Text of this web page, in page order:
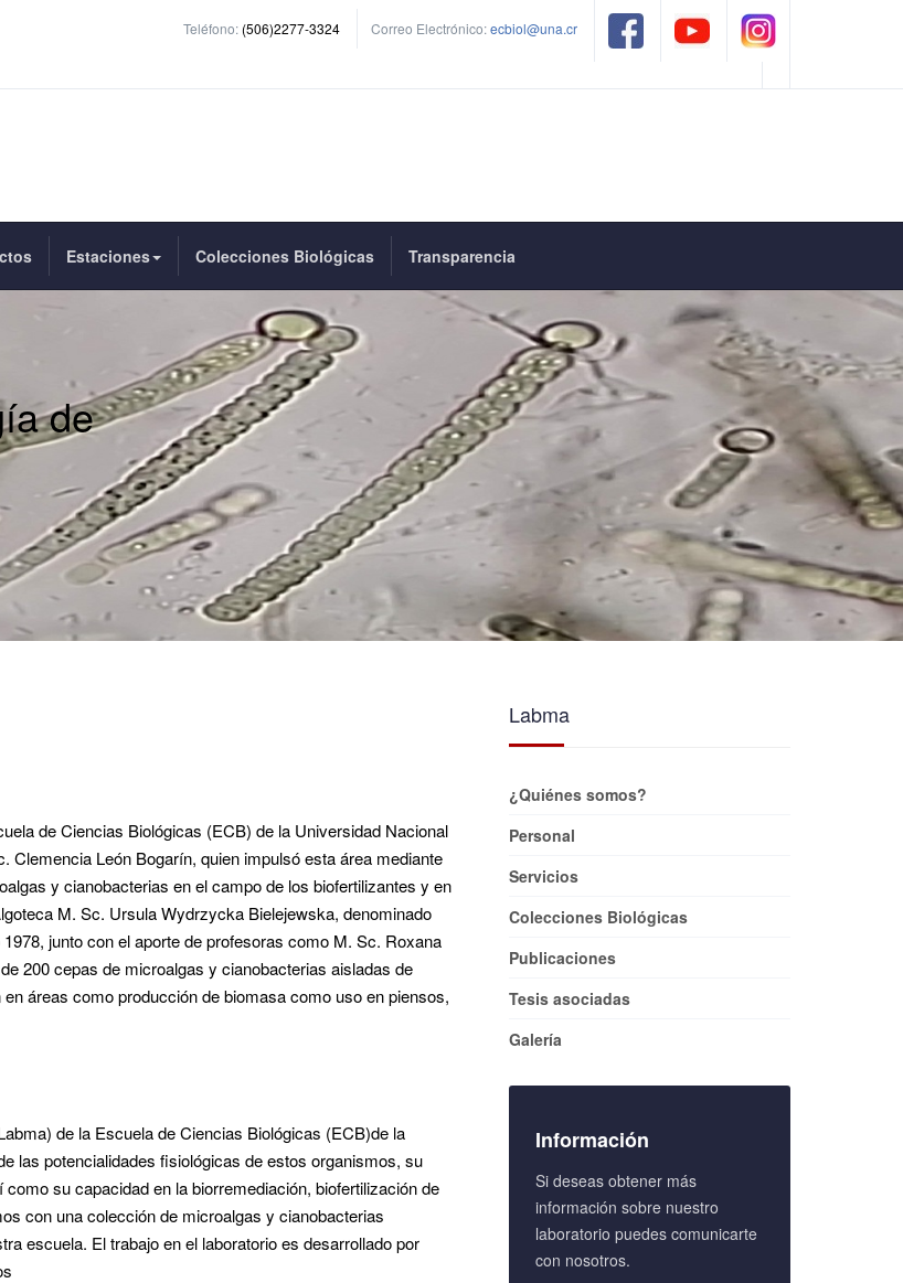
Teléfono: (506)2277-3324 Correo Electrónico:ecbiol@una.cr
Estaciones Colecciones Biológicas Transparencia
de
de Ciencias Biológicas (ECB) de la Universidad Nacional
Clemencia León Bogarín, quien impulsó esta área mediante
y cianobacterias en el campo de los biofertilizantes y en
M. Sc. Ursula Wydrzycka Bielejewska, denominado
junto con el aporte de profesoras como M. Sc. Roxana
200 cepas de microalgas y cianobacterias aisladas de
áreas como producción de biomasa como uso en piensos,
de la Escuela de Ciencias Biológicas (ECB)de la
las potencialidades fisiológicas de estos organismos, su
su capacidad en la biorremediación, biofertilización de
con una colección de microalgas y cianobacterias
escuela. El trabajo en el laboratorio es desarrollado por
Labma
¿Quiénes somos?
Personal
Servicios
Colecciones Biológicas
Publicaciones
Tesis asociadas
Galería
Información
Si deseas obtener más
información sobre nuestro
laboratorio puedes comunicarte
con nosotros.